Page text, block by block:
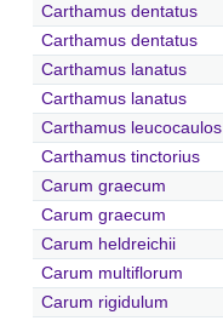
Carthamus dentatus
Carthamus dentatus
Carthamus lanatus
Carthamus lanatus
Carthamus leucocaulos
Carthamus tinctorius
Carum graecum
Carum graecum
Carum heldreichii
Carum multiflorum
Carum rigidulum